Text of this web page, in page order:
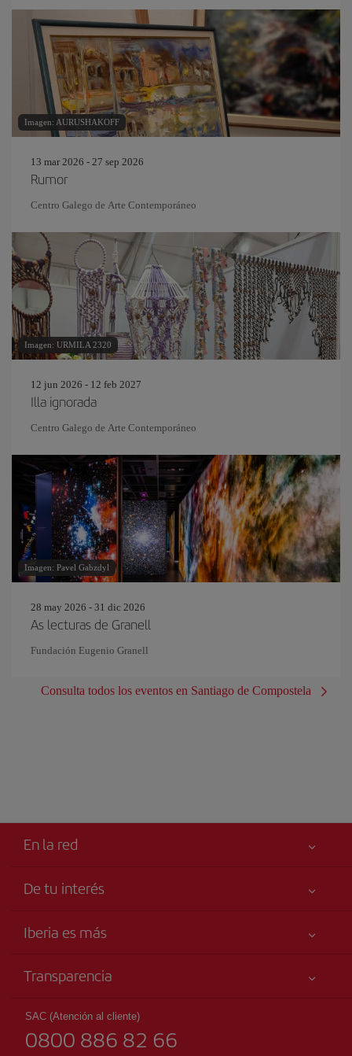
Imagen: AURUSHAKOFF
13 mar 2026 - 27 sep 2026
Rumor
Centro Galego de Arte Contemporáneo
Imagen: URMILA 2320
12 jun 2026 - 12 feb 2027
Illa ignorada
Centro Galego de Arte Contemporáneo
Imagen: Pavel Gabzdyl
28 may 2026 - 31 dic 2026
As lecturas de Granell
Fundación Eugenio Granell
Consulta todos los eventos en Santiago de Compostela
En la red
De tu interés
Accesibilidad
Mapa del sitio
Sostenibilidad
Iberia es más
Grupo Iberia
Accionistas e Inversores
Nuestras Alianzas
Transparencia
SAC (Atención al cliente)
0800 886 82 66